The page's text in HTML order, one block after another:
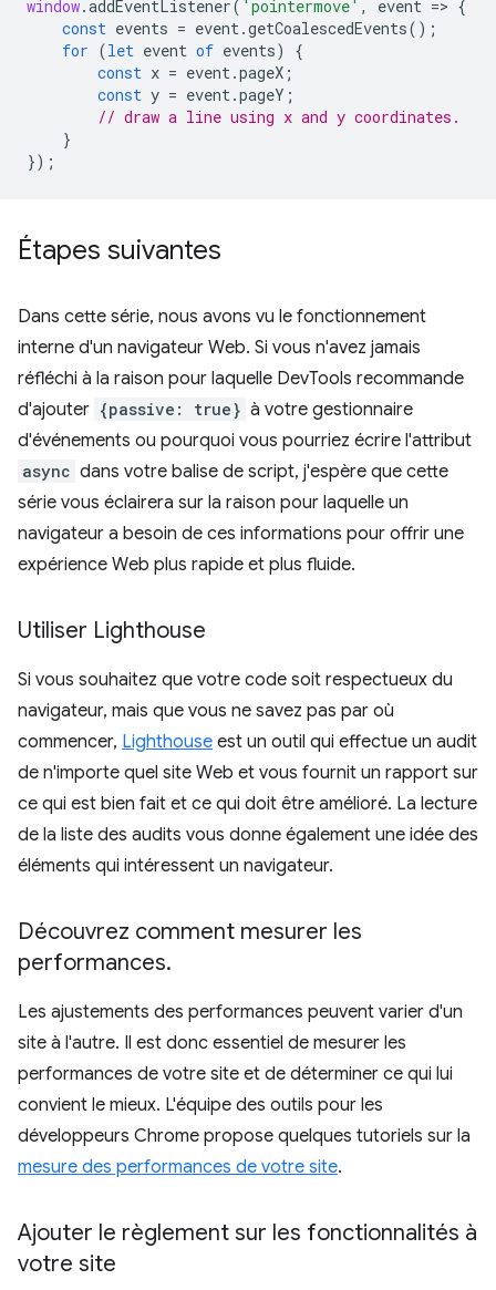
window.addEventListener( 'pointermove' , event => {
const events = event.getCoalescedEvents();
for (let event of events)
{
const x = event.pageX ;
const y = event.pageY ;
// draw a line using x and y coordinates.
}
});
Étapes suivantes
Dans cette série, nous avons vu le fonctionnement
interne d'un navigateur Web. Si vous n'avez jamais
réfléchi à la raison pour laquelle DevTools recommande
d'ajouter {passive: true} à votre gestionnaire
d'événements ou pourquoi vous pourriez écrire l'attribut
async dans votre balise de script, j'espère que cette
série vous éclairera sur la raison pour laquelle un
navigateur a besoin de ces informations pour offrir une
expérience Web plus rapide et plus fluide.
Utiliser Lighthouse
Si vous souhaitez que votre code soit respectueux du
navigateur, mais que vous ne savez pas par où
commencer, Lighthouse est un outil qui effectue un audit
de n'importe quel site Web et vous fournit un rapport sur
ce qui est bien fait et ce qui doit être amélioré. La lecture
de la liste des audits vous donne également une idée des
éléments qui intéressent un navigateur.
Découvrez comment mesurer les
performances.
Les ajustements des performances peuvent varier d'un
site à l'autre. Il est donc essentiel de mesurer les
performances de votre site et de déterminer ce qui lui
convient le mieux. L'équipe des outils pour les
développeurs Chrome propose quelques tutoriels sur la
mesure des performances de votre site.
Ajouter le règlement sur les fonctionnalités à
votre site